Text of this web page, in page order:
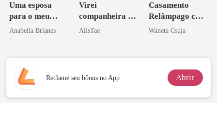
Uma esposa
para o meu
irmão
Anabella Brianes
Virei
companheira do
irmão de meu
AlisTae
Casamento
Relâmpago com
o Pai da Minha
Waneta Csuja
Reclame seu bônus no App Abrir